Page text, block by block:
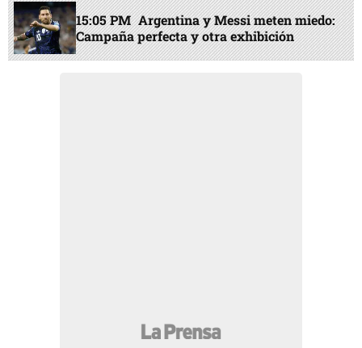
15:05 PM Argentina y Messi meten miedo:
Campaña perfecta y otra exhibición